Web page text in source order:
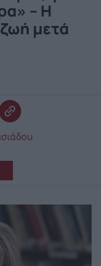
– Η
μετά